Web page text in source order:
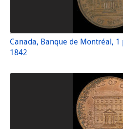
Canada, Banque de Montréal, 1
1842